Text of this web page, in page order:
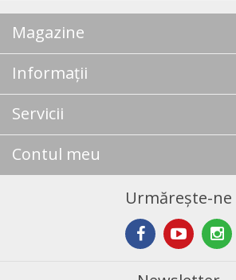
Magazine
Informații
Servicii
Contul meu
Urmărește-ne